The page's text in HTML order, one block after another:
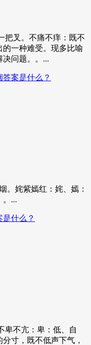
把叉。不痛不痒：既不
一种难受。现多比喻
问题。。...
案是什么？
。姹紫嫣红：姹、嫣：
。...
什么？
卑不亢：卑：低、自
寸，既不低声下气，